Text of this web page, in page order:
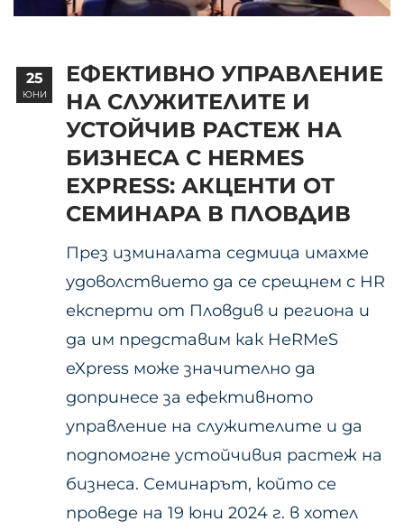
ЕФЕКТИВНО УПРАВЛЕНИЕ
НА СЛУЖИТЕЛИТЕ И
УСТОЙЧИВ РАСТЕЖ НА
БИЗНЕСА С HERMES
EXPRESS: АКЦЕНТИ ОТ
СЕМИНАРА В ПЛОВДИВ
През изминалата седмица имахме
удоволствието да се срещнем с HR
експерти от Пловдив и региона и
да им представим как HeRMeS
eXpress може значително да
допринесе за ефективното
управление на служителите и да
подпомогне устойчивия растеж на
бизнеса. Семинарът, който се
проведе на 19 юни 2024 г. в хотел
25
ЮНИ